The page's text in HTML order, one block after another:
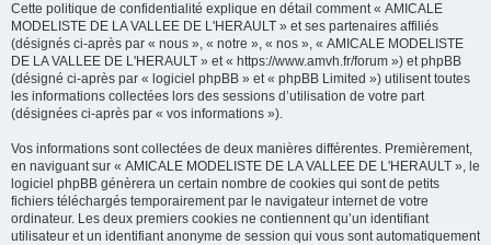
Cette politique de confidentialité explique en détail comment « AMICALE
MODELISTE DE LA VALLEE DE L'HERAULT » et ses partenaires affiliés
(désignés ci-après par « nous », « notre », « nos », « AMICALE MODELISTE
DE LA VALLEE DE L'HERAULT » et « https://www.amvh.fr/forum ») et phpBB
(désigné ci-après par « logiciel phpBB » et « phpBB Limited ») utilisent toutes
les informations collectées lors des sessions d’utilisation de votre part
(désignées ci-après par « vos informations »).
Vos informations sont collectées de deux manières différentes. Premièrement,
en naviguant sur « AMICALE MODELISTE DE LA VALLEE DE L'HERAULT », le
logiciel phpBB génèrera un certain nombre de cookies qui sont de petits
fichiers téléchargés temporairement par le navigateur internet de votre
ordinateur. Les deux premiers cookies ne contiennent qu’un identifiant
utilisateur et un identifiant anonyme de session qui vous sont automatiquement